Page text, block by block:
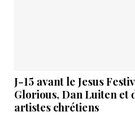
J-15 avant le Jesus
Glorious, Dan Luiten et
artistes chrétiens